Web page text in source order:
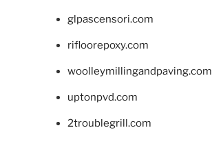
glpascensori.com
rifloorepoxy.com
woolleymillingandpaving.com
uptonpvd.com
2troublegrill.com